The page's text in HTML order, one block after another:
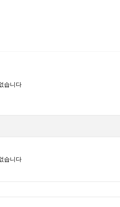
습니다
습니다